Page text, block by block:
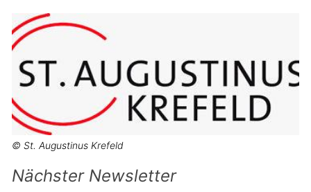
© St. Augustinus Krefeld
Nächster Newsletter